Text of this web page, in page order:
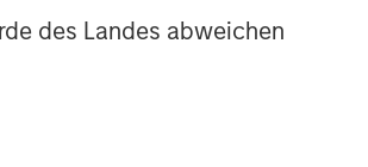
des Landes abweichen